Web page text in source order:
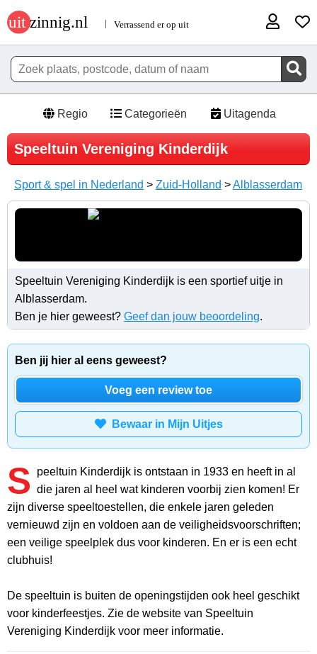
Regio Categorieën Uitagenda
Speeltuin Vereniging Kinderdijk
Sport & spel in Nederland > Zuid-Holland >Alblasserdam
Speeltuin Vereniging Kinderdijk is een sportief uitje in
Alblasserdam.
Ben je hier geweest? Geef dan jouw beoordeling.
Ben jij hier al eens geweest?
Voeg een review toe
Bewaar in Mijn Uitjes
S
peeltuin Kinderdijk is ontstaan in 1933 en heeft in al
die jaren al heel wat kinderen voorbij zien komen! Er
zijn diverse speeltoestellen, die enkele jaren geleden
vernieuwd zijn en voldoen aan de veiligheidsvoorschriften;
een veilige speelplek dus voor kinderen. En er is een echt
clubhuis!
De speeltuin is buiten de openingstijden ook heel geschikt
voor kinderfeestjes. Zie de website van Speeltuin
Vereniging Kinderdijk voor meer informatie.